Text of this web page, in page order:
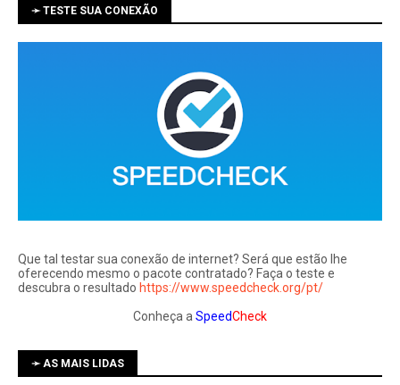
➛ TESTE SUA CONEXÃO
Que tal testar sua conexão de internet? Será que estão lhe
oferecendo mesmo o pacote contratado? Faça o teste e
descubra o resultado https://www.speedcheck.org/pt/
Conheça a SpeedCheck
➛ AS MAIS LIDAS